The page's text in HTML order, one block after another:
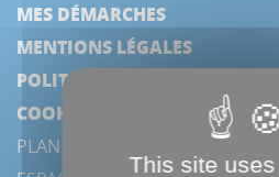
MES DÉMARCHES
MENTIONS LÉGALES
POLITIQUE DE
COOKIES
PLAN DU SITE
This site